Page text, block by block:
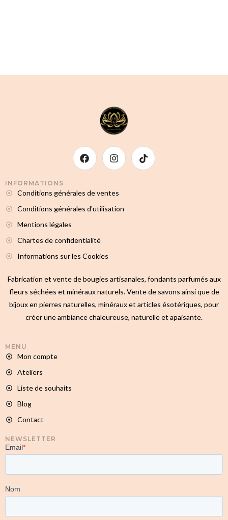
INFORMATIONS
Conditions générales de ventes
Conditions générales d'utilisation
Mentions légales
Chartes de confidentialité
Informations sur les Cookies
Fabrication et vente de bougies artisanales, fondants parfumés aux
fleurs séchées et minéraux naturels. Vente de savons ainsi que de
bijoux en pierres naturelles, minéraux et articles ésotériques, pour
créer une ambiance chaleureuse, naturelle et apaisante.
MENU
Mon compte
Ateliers
Liste de souhaits
Blog
Contact
NEWSLETTER